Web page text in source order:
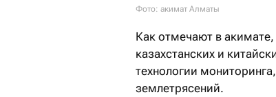
Фото: акимат Алматы
Как отмечают в
казахстанских и
технологии
землетрясений.